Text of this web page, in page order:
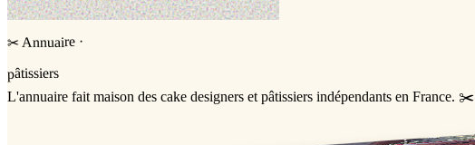
✂ Annuaire ·
pâtissiers
L'annuaire fait maison des cake designers et pâtissiers indépendants en France. ✂️